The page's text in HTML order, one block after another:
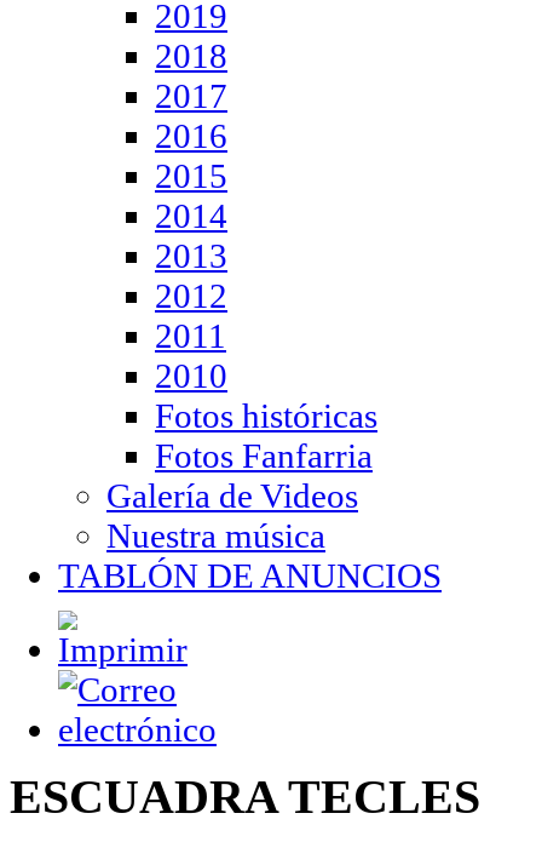
2019
2018
2017
2016
2015
2014
2013
2012
2011
2010
Fotos históricas
Fotos Fanfarria
Galería de Videos
Nuestra música
TABLÓN DE ANUNCIOS
ESCUADRA TECLES